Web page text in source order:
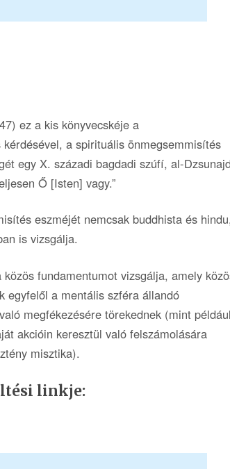
ez a kis könyvecskéje a
a spirituális önmegsemmisítés
egy X. századi bagdadi szúfí, al-
Ő [Isten] vagy.”
eszméjét nemcsak buddhista és
is vizsgálja.
fundamentumot vizsgálja, amely
egyfelől a mentális szféra állandó
megfékezésére törekednek (mint
akcióin keresztül való felszámolására
misztika).
linkje: